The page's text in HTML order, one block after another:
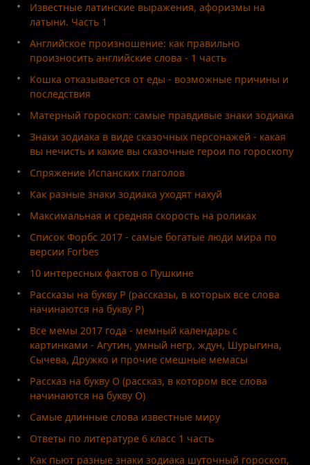
Известные латинские выражения, афоризмы на
латыни. Часть 1
Английское произношение: как правильно
произносить английские слова - 1 часть
Кошка отказывается от еды - возможные причины и
последствия
Матерный гороскоп: самые правдивые знаки зодиака
Знаки зодиака в виде сказочных персонажей - какая
вы нечисть и какие вы сказочные герои по гороскопу
Спряжение Испанских глаголов
Как разные знаки зодиака уходят нахуй
Максимальная и средняя скорость на роликах
Список Форбс 2017 - самые богатые люди мира по
версии Forbes
10 интересных фактов о Пушкине
Рассказы на букву Р (рассказы, в которых все слова
начинаются на букву Р)
Все мемы 2017 года - мемный календарь с
картинками - Агутин, умный негр, ждун, Шурыгина,
Сычева, Дружко и прочие смешные мемасы
Рассказ на букву О (рассказ, в котором все слова
начинаются на букву О)
Самые длинные слова известные миру
Ответы по литературе 6 класс 1 часть
Как пьют разные знаки зодиака шуточный гороскоп,